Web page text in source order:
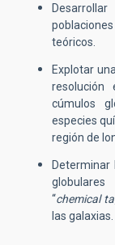
teóricos.
Explotar
cúmulos
especies
región de
Determinar
“chemical
las galaxias.